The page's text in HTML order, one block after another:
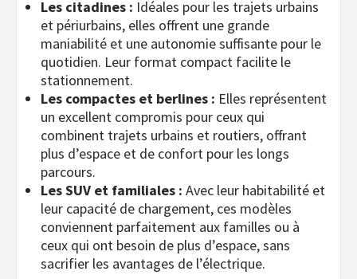
Les citadines : Idéales pour les trajets urbains
et périurbains, elles offrent une grande
maniabilité et une autonomie suffisante pour le
quotidien. Leur format compact facilite le
stationnement.
Les compactes et berlines : Elles représentent
un excellent compromis pour ceux qui
combinent trajets urbains et routiers, offrant
plus d’espace et de confort pour les longs
parcours.
Les SUV et familiales : Avec leur habitabilité et
leur capacité de chargement, ces modèles
conviennent parfaitement aux familles ou à
ceux qui ont besoin de plus d’espace, sans
sacrifier les avantages de l’électrique.